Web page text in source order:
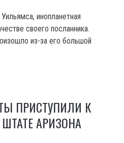
инопланетная
своего посланника.
из-за его большой
ПРИСТУПИЛИ К
АРИЗОНА